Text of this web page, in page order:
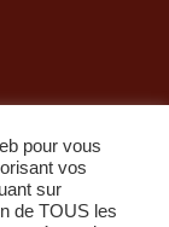
pour vous
vos
sur
de TOUS les